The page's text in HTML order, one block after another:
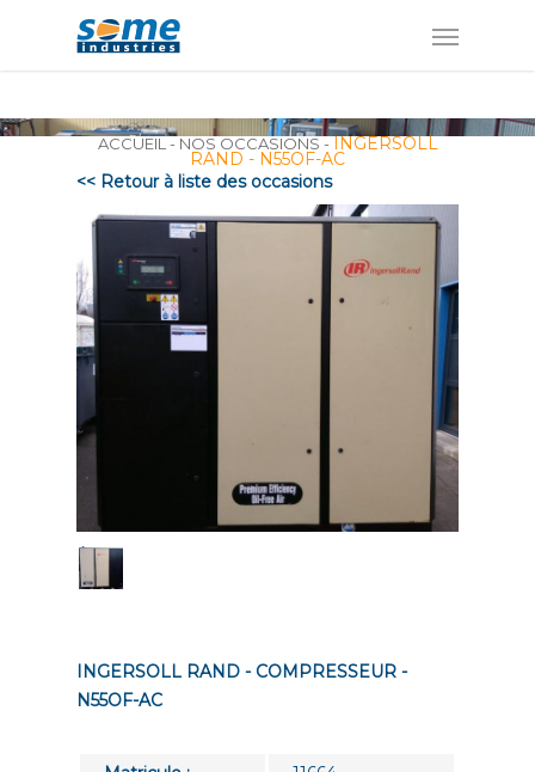
ACCUEIL - NOS OCCASIONS - INGERSOLL
RAND - N55OF-AC
<< Retour à liste des occasions
INGERSOLL RAND - COMPRESSEUR -
N55OF-AC